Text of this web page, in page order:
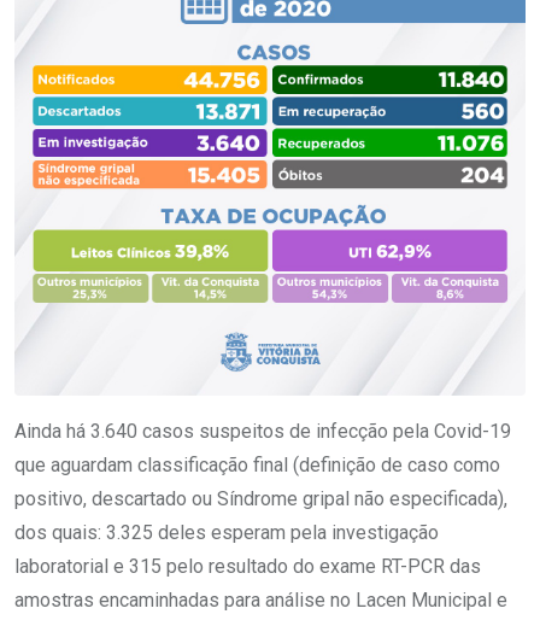
Ainda há 3.640 casos suspeitos de infecção pela Covid-19
que aguardam classificação final (definição de caso como
positivo, descartado ou Síndrome gripal não especificada),
dos quais: 3.325 deles esperam pela investigação
laboratorial e 315 pelo resultado do exame RT-PCR das
amostras encaminhadas para análise no Lacen Municipal e